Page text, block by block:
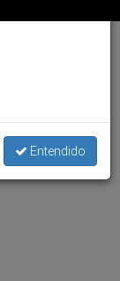
Entendido